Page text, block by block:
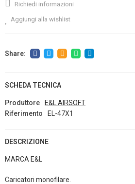
Richiedi informazioni
Aggiungi alla wishlist
SCHEDA TECNICA
Produttore
E&L AIRSOFT
Riferimento
EL-47X1
DESCRIZIONE
MARCA E&L
Caricatori monofilare.